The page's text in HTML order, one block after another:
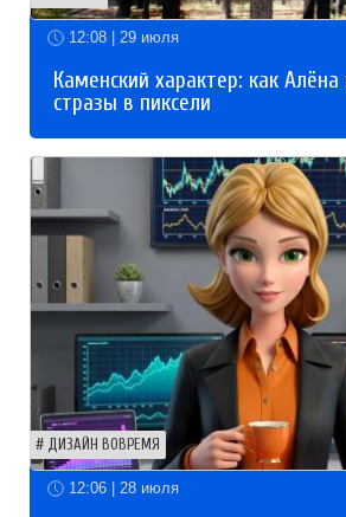
12:08 | 29 июля
Каменский характер: как
стразы в пиксели
ДИЗАЙН ВОВРЕМЯ
12:06 | 28 июля